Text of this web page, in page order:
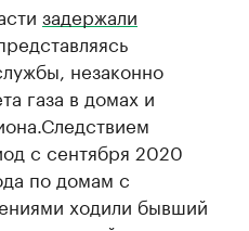
задержали
незаконно
газа в домах и
с сентября 2020
по домам с
ходили бывший